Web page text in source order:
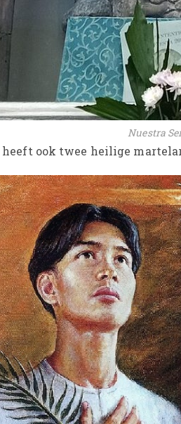
Nuestra
ook twee heilige